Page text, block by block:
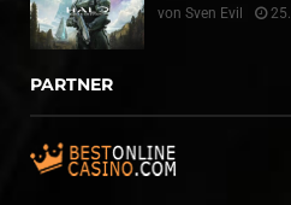
von Sven Evil
PARTNER